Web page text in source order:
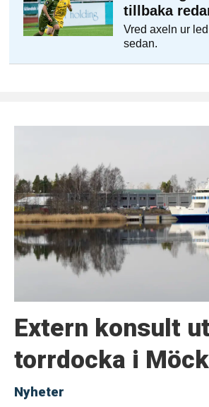
Extern konsult
torrdocka i
Nyheter